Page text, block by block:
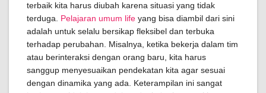
terbaik kita harus diubah karena situasi yang tidak
terduga. Pelajaran umum life yang bisa diambil dari sini
adalah untuk selalu bersikap fleksibel dan terbuka
terhadap perubahan. Misalnya, ketika bekerja dalam tim
atau berinteraksi dengan orang baru, kita harus
sanggup menyesuaikan pendekatan kita agar sesuai
dengan dinamika yang ada. Keterampilan ini sangat